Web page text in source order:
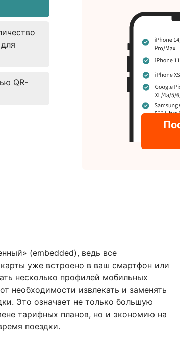
QR-
(embedded), ведь все
уже встроено в ваш смартфон или
несколько профилей мобильных
необходимости извлекать и заменять
Это означает не только большую
тарифных планов, но и экономию на
поездки.